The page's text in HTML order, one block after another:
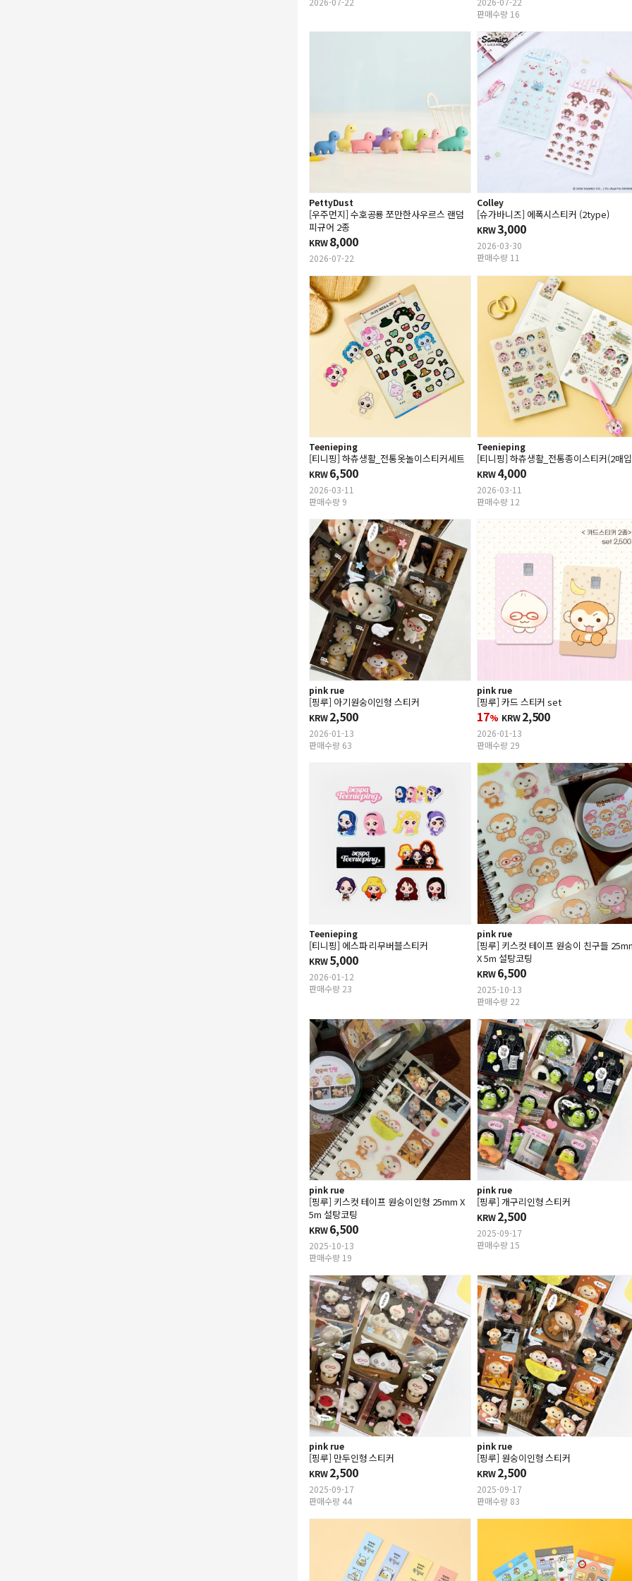
판매수량 16
PettyDust
[우주먼지] 수호공룡 쪼만한사우르스 랜덤
피규어 2종
KRW8,000
2026-07-22
Colley
[슈가바니즈] 에폭시스티커 (2type)
KRW3,000
2026-03-30
판매수량 11
Teenieping
[티니핑] 하츄생활_전통옷놀이스티커세트
KRW6,500
2026-03-11
판매수량 9
Teenieping
[티니핑] 하츄생활_전통종이스티커(2매
KRW4,000
2026-03-11
판매수량 12
pink rue
[핑루] 아기원숭이인형 스티커
KRW2,500
2026-01-13
판매수량 63
pink rue
[핑루] 카드 스티커 set
17% KRW2,500
2026-01-13
판매수량 29
Teenieping
[티니핑] 에스파 리무버블스티커
KRW5,000
2026-01-12
판매수량 23
pink rue
[핑루] 키스컷 테이프 원숭이 친구들
X 5m 설탕코팅
KRW6,500
2025-10-13
판매수량 22
pink rue
[핑루] 키스컷 테이프 원숭이인형 25mm X
5m 설탕코팅
KRW6,500
2025-10-13
판매수량 19
pink rue
[핑루] 개구리인형 스티커
KRW2,500
2025-09-17
판매수량 15
pink rue
[핑루] 만두인형 스티커
KRW2,500
2025-09-17
판매수량 44
pink rue
[핑루] 원숭이인형 스티커
KRW2,500
2025-09-17
판매수량 83